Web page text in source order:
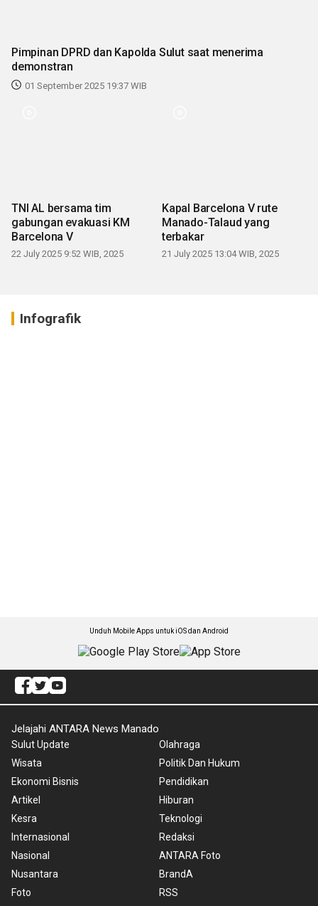
Pimpinan DPRD dan Kapolda Sulut saat menerima
demonstran
01 September 2025 19:37 WIB
TNI AL bersama tim
gabungan evakuasi KM
Barcelona V
22 July 2025 9:52 WIB, 2025
Kapal Barcelona V rute
Manado-Talaud yang
terbakar
21 July 2025 13:04 WIB, 2025
Infografik
Unduh Mobile Apps untuk iOS dan Android
Jelajahi ANTARA News Manado
Sulut Update
Wisata
Ekonomi Bisnis
Artikel
Kesra
Internasional
Nasional
Nusantara
Foto
Olahraga
Politik Dan Hukum
Pendidikan
Hiburan
Teknologi
Redaksi
ANTARA Foto
BrandA
RSS